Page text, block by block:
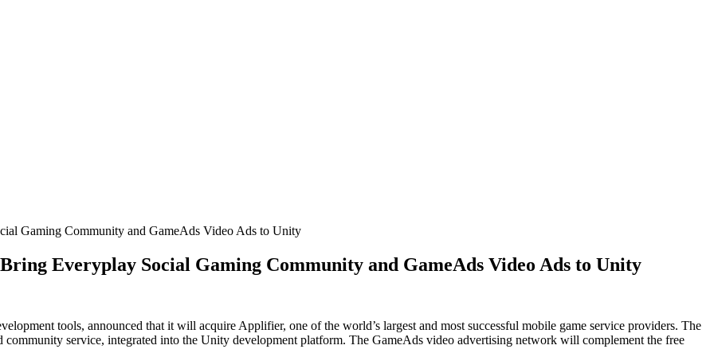
Gaming Community and GameAds Video Ads to Unity
Everyplay Social Gaming Community and GameAds Video Ads to Unity
tools, announced that it will acquire Applifier, one of the world’s largest and most successful mobile game service providers. The
service, integrated into the Unity development platform. The GameAds video advertising network will complement the free